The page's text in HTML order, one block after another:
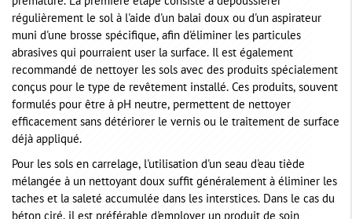
régulièrement le sol à l'aide d'un balai doux ou d'un aspirateur
muni d'une brosse spécifique, afin d'éliminer les particules
abrasives qui pourraient user la surface. Il est également
recommandé de nettoyer les sols avec des produits spécialement
conçus pour le type de revêtement installé. Ces produits, souvent
formulés pour être à pH neutre, permettent de nettoyer
efficacement sans détériorer le vernis ou le traitement de surface
déjà appliqué.
Pour les sols en carrelage, l'utilisation d'un seau d'eau tiède
mélangée à un nettoyant doux suffit généralement à éliminer les
taches et la saleté accumulée dans les interstices. Dans le cas du